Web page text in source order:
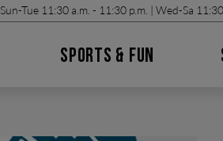
Sun-Tue 11:30 a.m. - 11:30 p.m. | Wed-Sa
SPORTS & FUN